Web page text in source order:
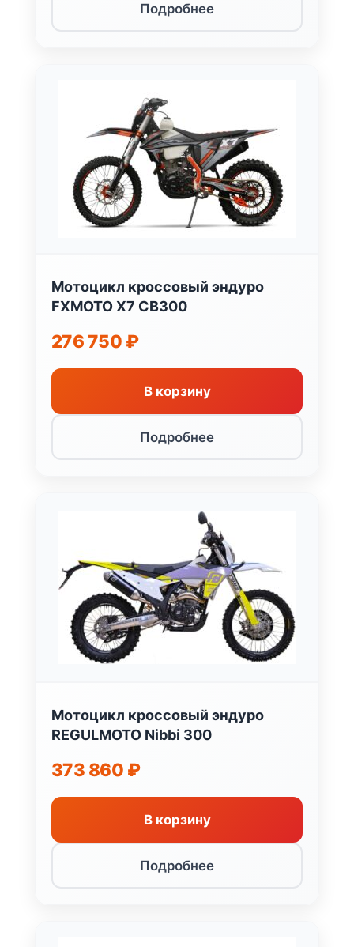
Подробнее
Мотоцикл кроссовый эндуро
FXMOTO X7 CB300
276 750 ₽
В корзину
Подробнее
Мотоцикл кроссовый эндуро
REGULMOTO Nibbi 300
373 860 ₽
В корзину
Подробнее